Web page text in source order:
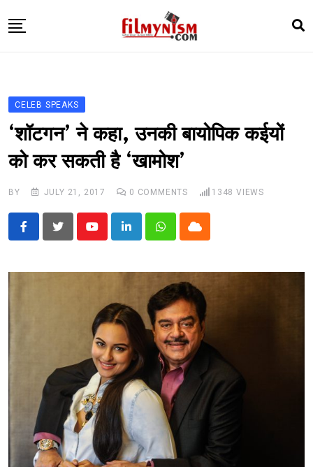
to
TELEVISION
BHOJPURI
NEWS ABTAK
STARRY SIDES
MORE
CELEB SPEAKS
‘शॉटगन’ ने कहा, उनकी बायोपिक कईयों
को कर सकती है ‘खामोश’
BY JULY 21, 2017 0 COMMENTS 1348 VIEWS
YoutubeLinkedInWhatsappCloud